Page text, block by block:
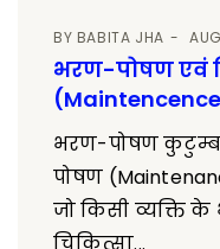
BY BABITA JHA
भरण-पोषण एवं
भरण-पोषण कुटुम्ब
पोषण
जो किसी व्यक्ति के